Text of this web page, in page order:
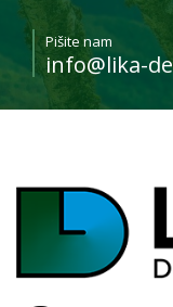
Pišite nam
info@lika-